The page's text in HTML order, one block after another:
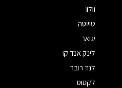
וולוו
טויוטה
יגואר
לינק אנד קו
לנד רובר
לקסוס